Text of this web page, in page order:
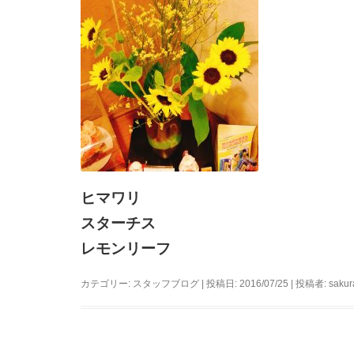
ヒマワリ
スターチス
レモンリーフ
カテゴリー: スタッフブログ | 投稿日: 2016/07/25 | 投稿者: